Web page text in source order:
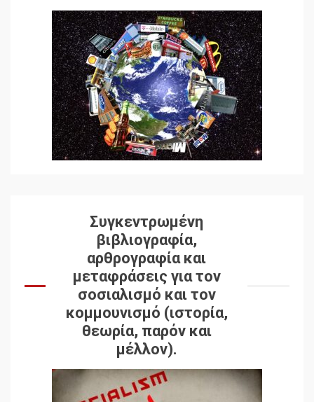
Συγκεντρωμένη
βιβλιογραφία,
αρθρογραφία και
μεταφράσεις για τον
σοσιαλισμό και τον
κομμουνισμό (ιστορία,
θεωρία, παρόν και
μέλλον).
Δωρεάν βιβλίο από το